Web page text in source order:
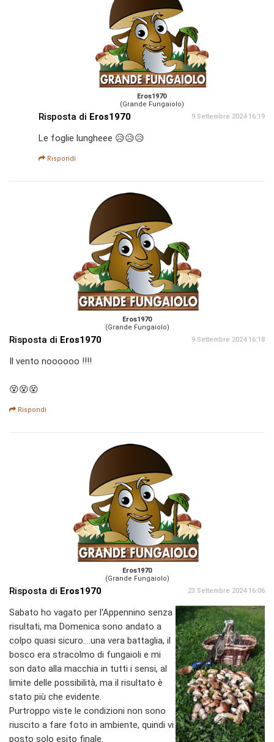
Eros1970
(Grande Fungaiolo)
Risposta di Eros1970 9 Settembre 2024 16:19
Le foglie lungheee 😥😥😥
Rispondi
Eros1970
(Grande Fungaiolo)
Risposta di Eros1970 9 Settembre 2024 16:18
Il vento noooooo !!!!
😵😵😵
Rispondi
Eros1970
(Grande Fungaiolo)
Risposta di Eros1970 23 Settembre 2024 16:06
Sabato ho vagato per l'Appennino senza
risultati, ma Domenica sono andato a
colpo quasi sicuro....una vera battaglia, il
bosco era stracolmo di fungaioli e mi
son dato alla macchia in tutti i sensi, al
limite delle possibilità, ma il risultato è
stato più che evidente.
Purtroppo viste le condizioni non sono
riuscito a fare foto in ambiente, quindi vi
posto solo esito finale.